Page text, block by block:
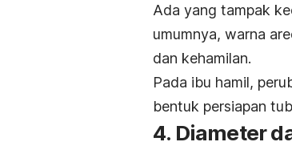
Ada yang tampak
umumnya, warna
dan kehamilan.
Pada ibu hamil,
bentuk persiapan
4. Diameter